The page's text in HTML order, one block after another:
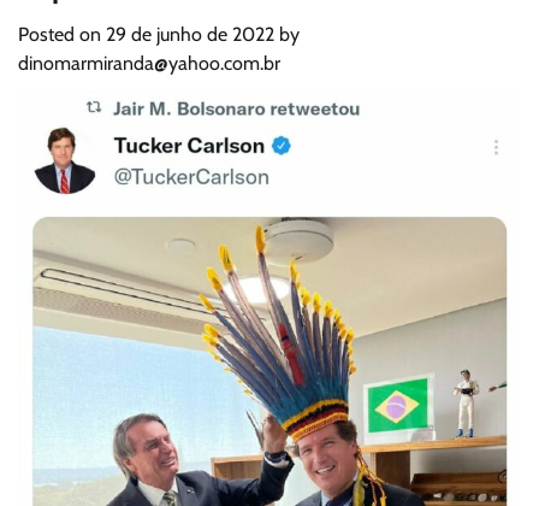
Posted on 29 de junho de 2022 by
dinomarmiranda@yahoo.com.br